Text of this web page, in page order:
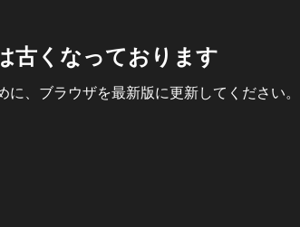
古くなっております
、ブラウザを最新版に更新してください。